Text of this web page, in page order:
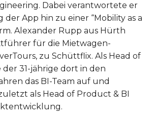
Dabei verantwortete er
App hin zu einer “Mobility as a
Alexander Rupp aus Hürth
für die Mietwagen-
zu Schüttflix. Als Head of
der 31-jährige dort in den
das BI-Team auf und
als Head of Product & BI